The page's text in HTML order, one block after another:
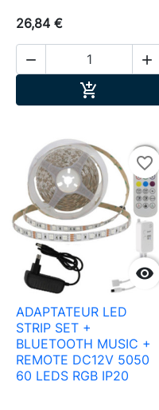
26,84 €
 


favorite_border
ADAPTATEUR LED
STRIP SET +
BLUETOOTH MUSIC +
REMOTE DC12V 5050
60 LEDS RGB IP20